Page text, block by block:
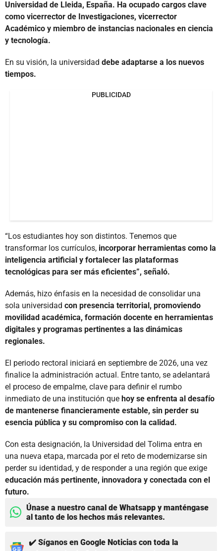
Universidad de Lleida, España. Ha ocupado cargos clave
como vicerrector de Investigaciones, vicerrector
Académico y miembro de instancias nacionales en ciencia
y tecnología.
En su visión, la universidad debe adaptarse a los nuevos
tiempos.
PUBLICIDAD
“Los estudiantes hoy son distintos. Tenemos que
transformar los currículos, incorporar herramientas como la
inteligencia artificial y fortalecer las plataformas
tecnológicas para ser más eficientes”, señaló.
Además, hizo énfasis en la necesidad de consolidar una
sola universidad con presencia territorial, promoviendo
movilidad académica, formación docente en herramientas
digitales y programas pertinentes a las dinámicas
regionales.
El periodo rectoral iniciará en septiembre de 2026, una vez
finalice la administración actual. Entre tanto, se adelantará
el proceso de empalme, clave para definir el rumbo
inmediato de una institución que hoy se enfrenta al desafío
de mantenerse financieramente estable, sin perder su
esencia pública y su compromiso con la calidad.
Con esta designación, la Universidad del Tolima entra en
una nueva etapa, marcada por el reto de modernizarse sin
perder su identidad, y de responder a una región que exige
educación más pertinente, innovadora y conectada con el
futuro.
Únase a nuestro canal de Whatsapp y manténgase
al tanto de los hechos más relevantes.
✔️ Síganos en Google Noticias con toda la